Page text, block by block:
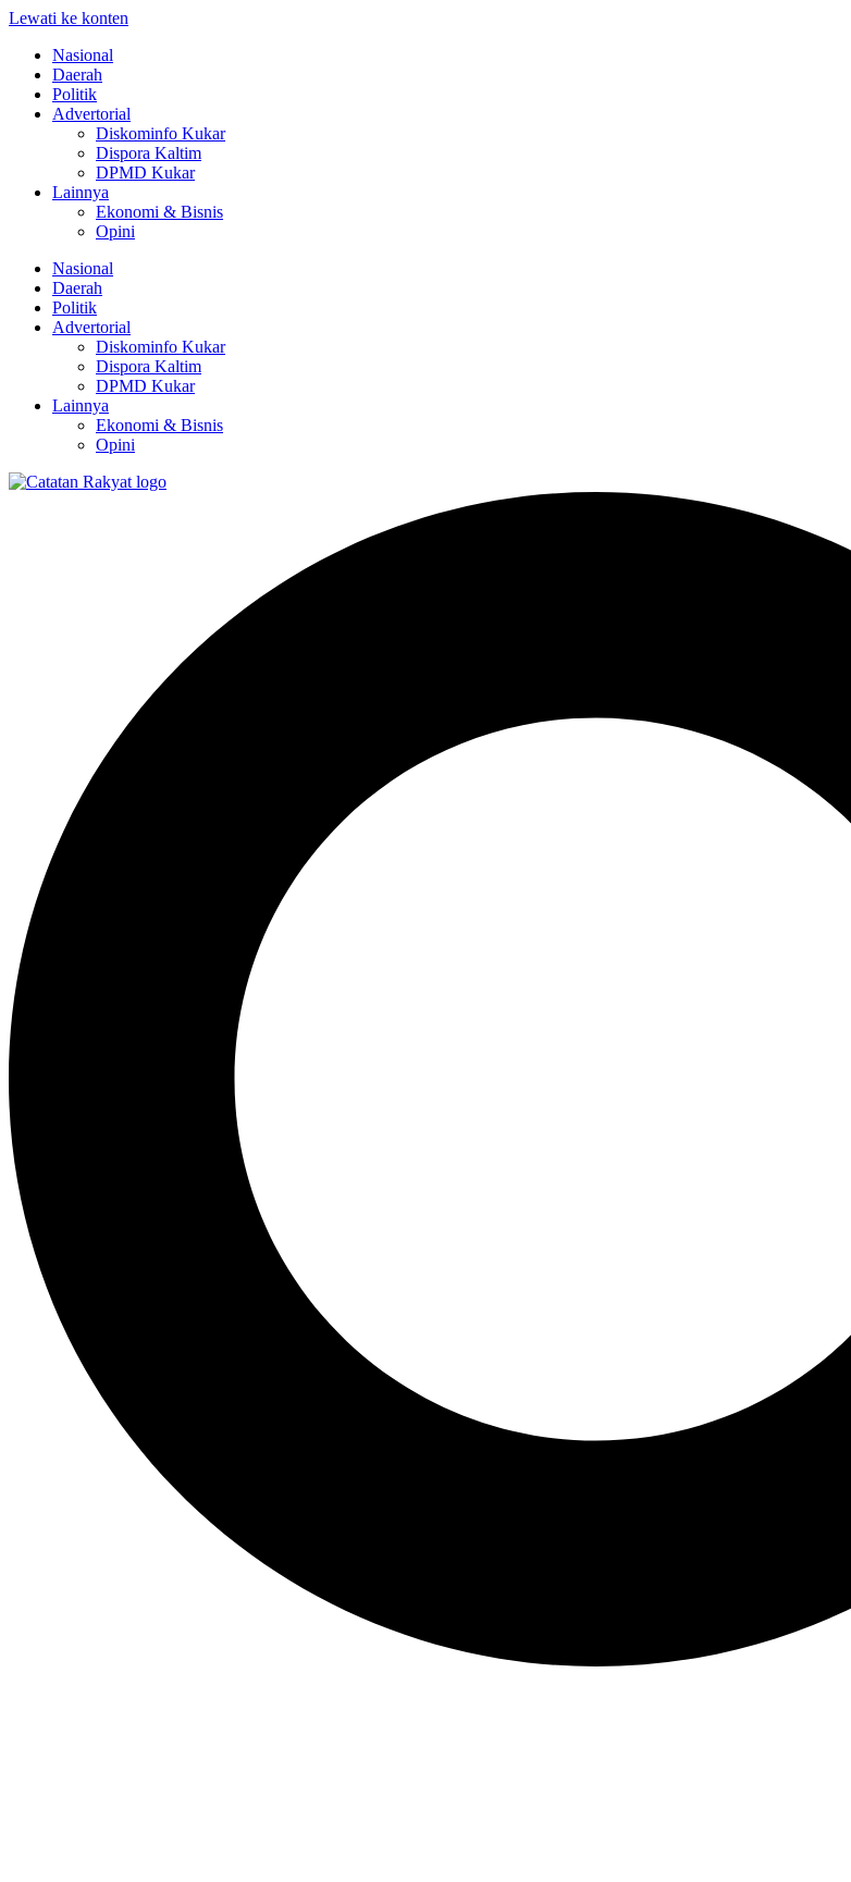
Lewati ke konten
Nasional
Daerah
Politik
Advertorial
Diskominfo Kukar
Dispora Kaltim
DPMD Kukar
Lainnya
Ekonomi & Bisnis
Opini
Nasional
Daerah
Politik
Advertorial
Diskominfo Kukar
Dispora Kaltim
DPMD Kukar
Lainnya
Ekonomi & Bisnis
Opini